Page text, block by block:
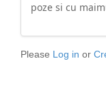
poze si cu
Please Log in or